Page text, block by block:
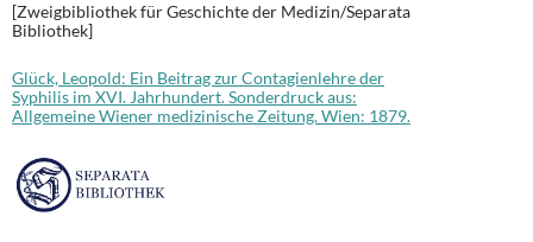
[Zweigbibliothek für Geschichte der Medizin/Separata
Bibliothek]
Glück, Leopold: Ein Beitrag zur Contagienlehre der
Syphilis im XVI. Jahrhundert. Sonderdruck aus:
Allgemeine Wiener medizinische Zeitung. Wien: 1879.